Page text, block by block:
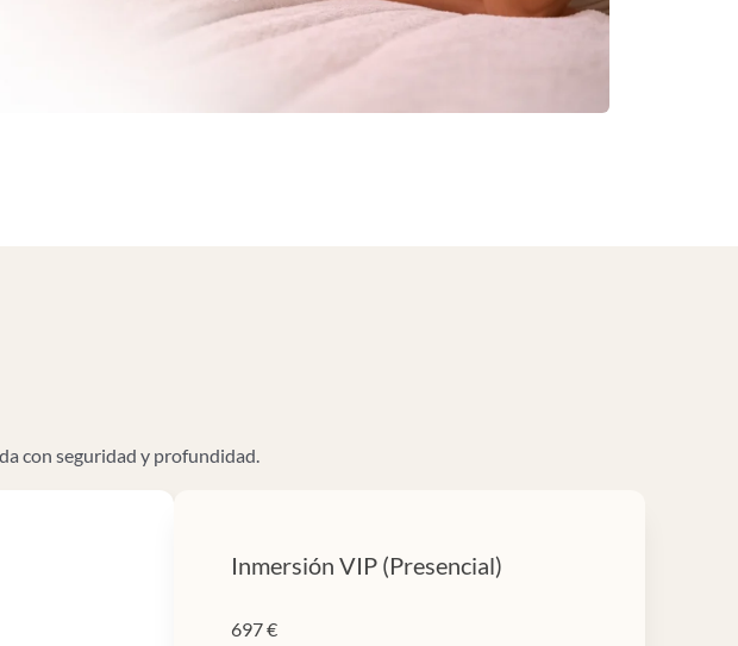
con seguridad y profundidad.
Inmersión VIP (Presencial)
697 €